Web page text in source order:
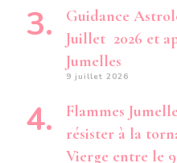
Guidance
Juillet 2026 et
Jumelles
9 juillet 2026
Flammes
résister à la
Vierge entre le